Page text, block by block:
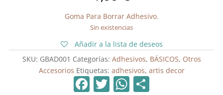
Goma Para Borrar Adhesivo.
Sin existencias
Añadir a la lista de deseos
SKU: GBAD001 Categorías: Adhesivos, BÁSICOS, Otros
Accesorios Etiquetas: adhesivos, artis decor
F T W